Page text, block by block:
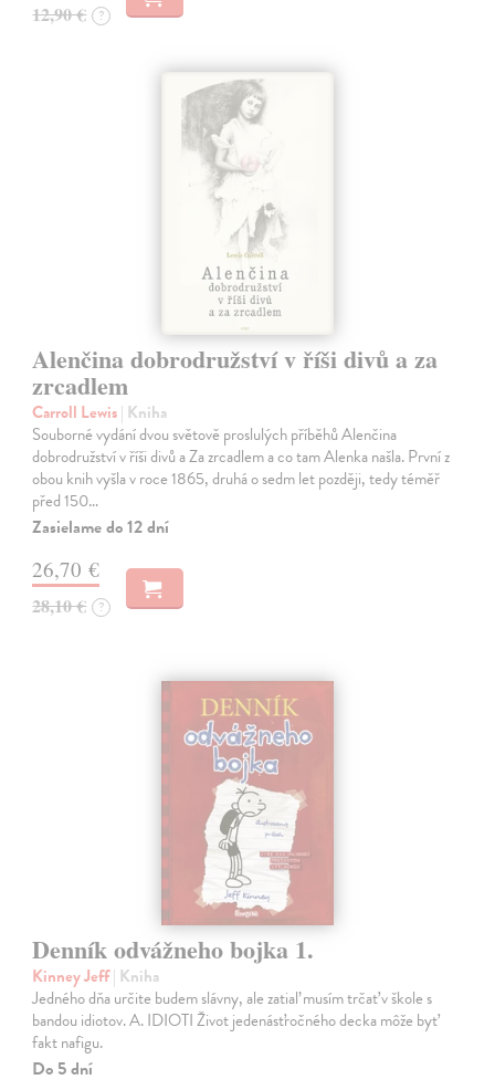
12,90 € ?
Alenčina dobrodružství v říši divů a za
zrcadlem
Carroll Lewis| Kniha
Souborné vydání dvou světově proslulých příběhů Alenčina
dobrodružství v říši divů a Za zrcadlem a co tam Alenka našla. První z
obou knih vyšla v roce 1865, druhá o sedm let později, tedy téměř
před 150…
Zasielame do 12 dní
26,70 €
28,10 € ?
Denník odvážneho bojka 1.
Kinney Jeff| Kniha
Jedného dňa určite budem slávny, ale zatiaľ musím trčať v škole s
bandou idiotov. A. IDIOTI Život jedenásťročného decka môže byť
fakt nafigu.
Do 5 dní